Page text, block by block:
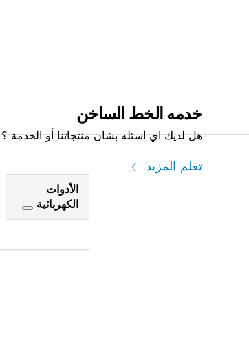
خدمه الخط الساخن
هل لديك اي اسئله بشان منتجاتنا أو الخدمة ؟
تعلم المزيد
الأدوات
الكهربائية